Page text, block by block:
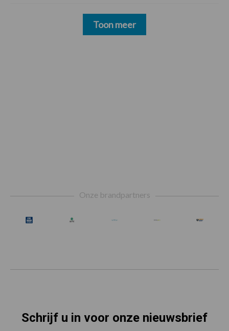
Toon meer
Onze brandpartners
Schrijf u in voor onze nieuwsbrief